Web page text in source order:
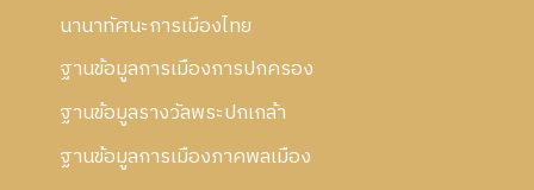
นานาทัศนะการเมืองไทย
ฐานข้อมูลการเมืองการปกครอง
ฐานข้อมูลรางวัลพระปกเกล้า
ฐานข้อมูลการเมืองภาคพลเมือง